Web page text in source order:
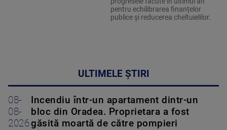
pentru echilibrarea finanțelor
publice și reducerea cheltuielilor.
ULTIMELE ȘTIRI
08-
08-
2026
Incendiu într-un apartament dintr-un
bloc din Oradea. Proprietara a fost
găsită moartă de către pompieri